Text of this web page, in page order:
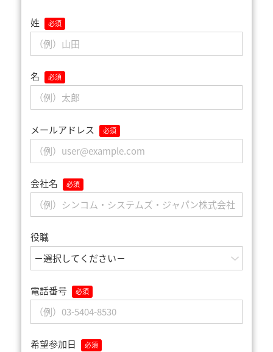
姓
名
メールアドレス
会社名
役職
電話番号
希望参加日